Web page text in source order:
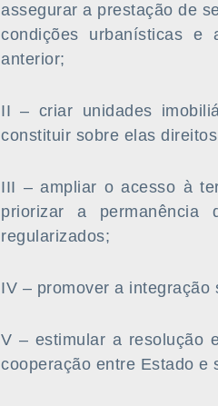
assegurar a prestação de
condições urbanísticas e
anterior;
II – criar unidades
constituir sobre elas
III – ampliar o acesso à
priorizar a permanência
regularizados;
IV – promover a integração
V – estimular a resolução
cooperação entre Estado e